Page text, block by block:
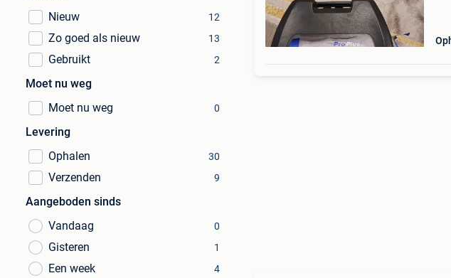
Nieuw
12
Zo goed als nieuw 13
Gebruikt 2
Moet nu weg
Moet nu weg
0
Levering
Ophalen
30
Verzenden 9
Aangeboden sinds
Vandaag
0
Gisteren 1
Een week 4